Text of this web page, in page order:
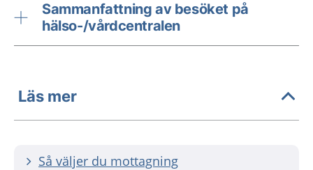
Sammanfattning av besöket på
hälso-/vårdcentralen
Läs mer
Så väljer du mottagning